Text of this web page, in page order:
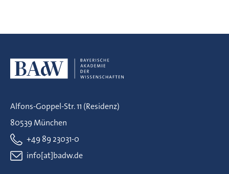
Alfons-Goppel-Str. 11 (Residenz)
80539 München
+49 89 23031-0
info[at]badw.de